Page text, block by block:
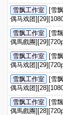
雪飘工作室
[雪
偶马戏团
雪飘工作室
[雪
偶馬戲團
雪飘工作室
[雪
偶马戏团
雪飘工作室
[雪
偶马戏团
雪飘工作室
[雪
偶馬戲團